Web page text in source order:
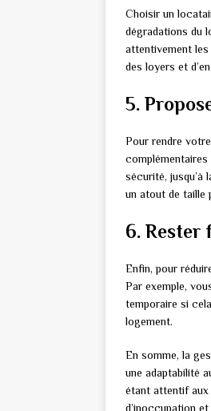
Choisir un
dégradations du
attentivement
des loyers et
5.
Pour rendre
complémentaires
sécurité, jusqu’à
un atout de taille
6. Rester
Enfin, pour
Par exemple,
temporaire si
logement.
En somme, la
une adaptabilité
étant attentif aux
d’inoccupation